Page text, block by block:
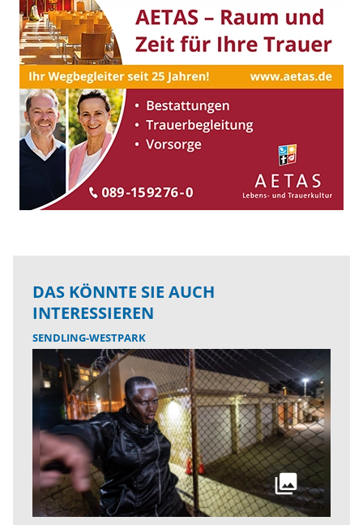
DAS KÖNNTE SIE AUCH
INTERESSIEREN
SENDLING-WESTPARK